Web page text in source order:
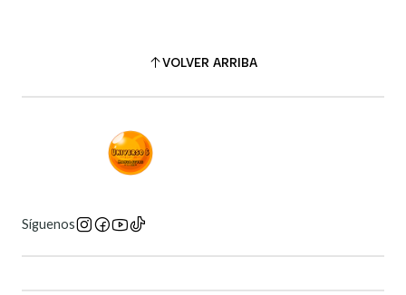
VOLVER ARRIBA
Síguenos